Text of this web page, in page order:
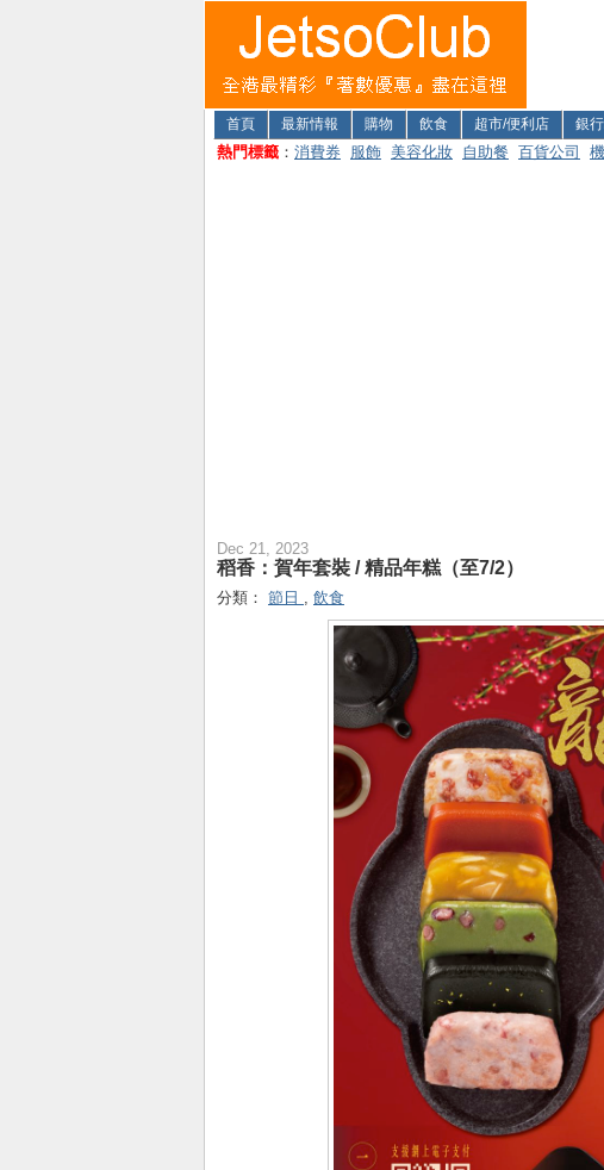
首頁 最新情報 購物 飲食 超市/便利店 銀
熱門標籤 ： 消費券 服飾 美容化妝 自助餐 百貨公司
Dec 21, 2023
稻香：賀年套裝 / 精品年糕（至7/2）
分類： 節日 , 飲食